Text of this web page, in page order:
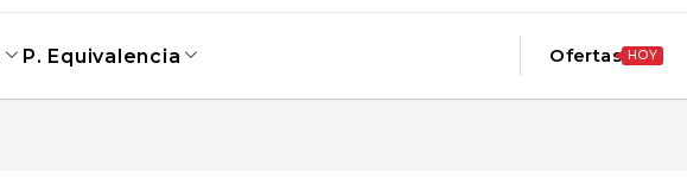
P. Equivalencia Ofertas HOY